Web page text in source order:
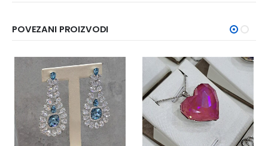
POVEZANI PROIZVODI